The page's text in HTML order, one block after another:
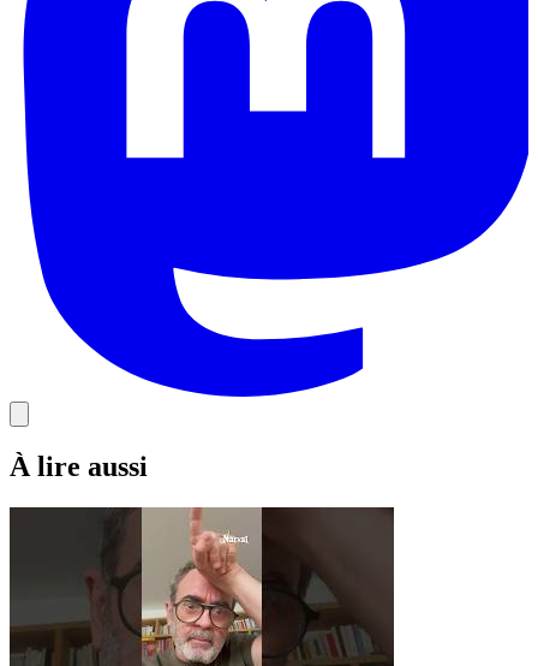
À lire aussi